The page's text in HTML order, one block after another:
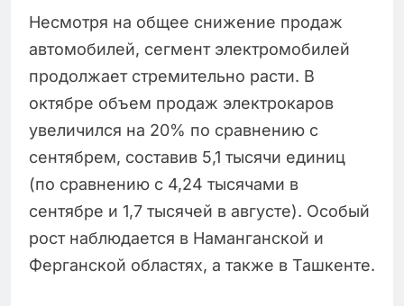
Несмотря на общее снижение продаж
автомобилей, сегмент электромобилей
продолжает стремительно расти. В
октябре объем продаж электрокаров
увеличился на 20% по сравнению с
сентябрем, составив 5,1 тысячи единиц
(по сравнению с 4,24 тысячами в
сентябре и 1,7 тысячей в августе). Особый
рост наблюдается в Наманганской и
Ферганской областях, а также в Ташкенте.